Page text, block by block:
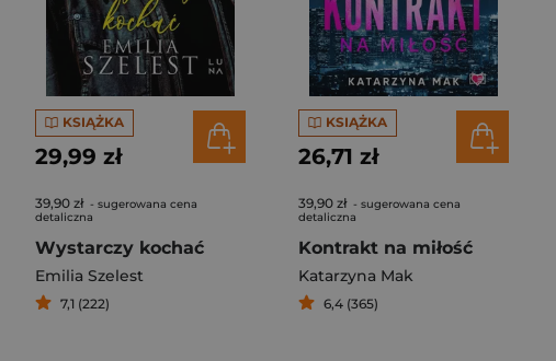
KSIĄŻKA
29,99 zł
39,90 zł - sugerowana cena
detaliczna
Wystarczy kochać
Emilia Szelest
7,1 (222)
KSIĄŻKA
26,71 zł
39,90 zł - sugerowana cena
detaliczna
Kontrakt na miłość
Katarzyna Mak
6,4 (365)